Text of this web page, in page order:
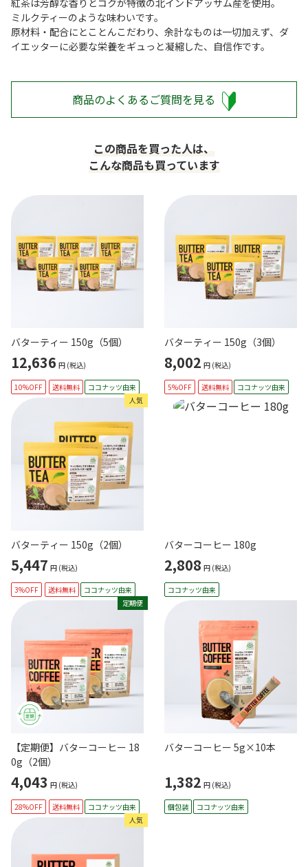
ミルクティーのような味わいです。
原材料・配合にとことんこだわり、余計なものは一切加えず、ダ
イエッターに必要な栄養をギュっと凝縮した、自信作です。
商品のよくあるご質問を見る
この商品を買った人は、
こんな商品も買っています
バターティー 150g（5個）
12,636 円 (税込)
10%OFF 送料無料 ココナッツ由来
バターティー 150g（3個）
8,002 円 (税込)
5%OFF 送料無料
ココナッツ由来
人気
バターティー 150g（2個）
5,447 円 (税込)
3%OFF 送料無料 ココナッツ由来
バターコーヒー 180g
2,808 円 (税込)
ココナッツ由来
定期便
【定期便】バターコーヒー 18
0g（2個）
4,043 円 (税込)
28%OFF 送料無料 ココナッツ由来
バターコーヒー 5g×10本
1,382 円 (税込)
個包装
ココナッツ由来
人気